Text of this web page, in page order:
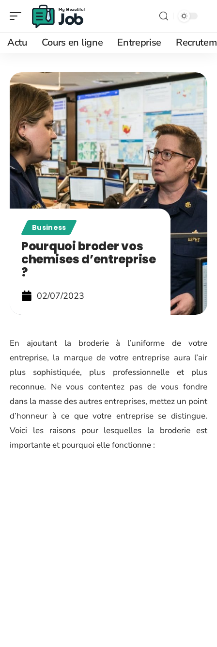
Actu Cours en ligne Entreprise
Business
Pourquoi broder vos
chemises d’entreprise
?
02/07/2023
En ajoutant la broderie à l’uniforme de votre
entreprise, la marque de votre entreprise aura l’air
plus sophistiquée, plus professionnelle et plus
reconnue. Ne vous contentez pas de vous fondre
dans la masse des autres entreprises, mettez un point
d’honneur à ce que votre entreprise se distingue.
Voici les raisons pour lesquelles la broderie est
importante et pourquoi elle fonctionne :